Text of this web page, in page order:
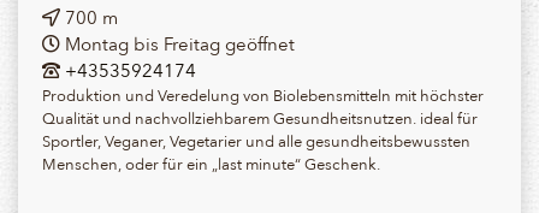
700 m
Montag bis Freitag geöffnet
+43535924174
Produktion und Veredelung von Biolebensmitteln mit höchster
Qualität und nachvollziehbarem Gesundheitsnutzen. ideal für
Sportler, Veganer, Vegetarier und alle gesundheitsbewussten
Menschen, oder für ein „last minute“ Geschenk.